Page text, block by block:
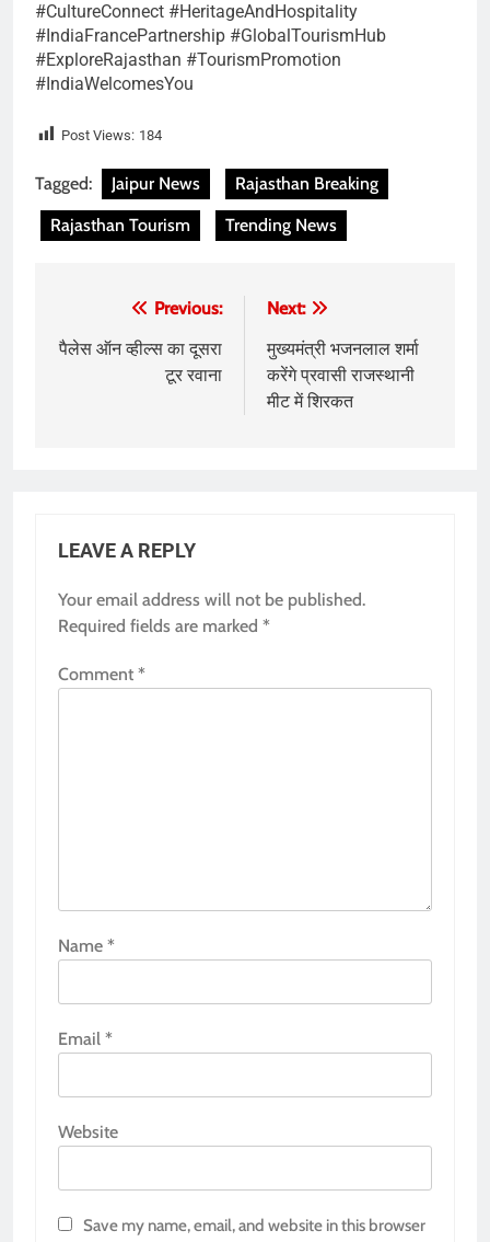
#CultureConnect #HeritageAndHospitality
#IndiaFrancePartnership #GlobalTourismHub
#ExploreRajasthan #TourismPromotion
#IndiaWelcomesYou
Post Views: 184
Tagged: Jaipur News
Rajasthan Breaking
Rajasthan Tourism
Trending News
navigation
Previous:
पैलेस ऑन व्हील्स का दूसरा
टूर रवाना
Next:
मुख्यमंत्री भजनलाल शर्मा
करेंगे प्रवासी राजस्थानी
मीट में शिरकत
LEAVE A REPLY
Your email address will not be published.
Required fields are marked *
Comment *
Name *
Email *
Website
Save my name, email, and website in this browser